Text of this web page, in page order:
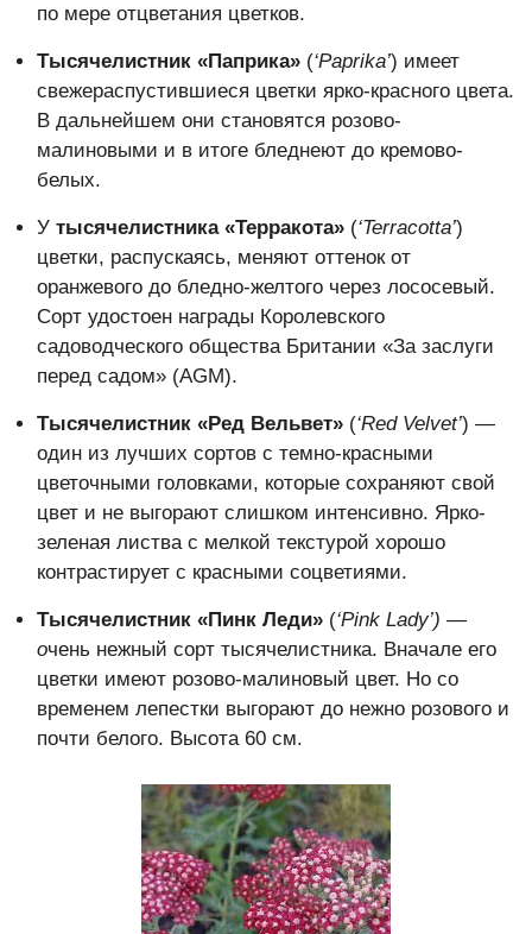
по мере отцветания цветков.
Тысячелистник «Паприка» (‘Paprika’) имеет
свежераспустившиеся цветки ярко-красного цвета.
В дальнейшем они становятся розово-
малиновыми и в итоге бледнеют до кремово-
белых.
У тысячелистника «Терракота» (‘Terracotta’)
цветки, распускаясь, меняют оттенок от
оранжевого до бледно-желтого через лососевый.
Сорт удостоен награды Королевского
садоводческого общества Британии «За заслуги
перед садом» (AGM).
Тысячелистник «Ред Вельвет» (‘Red Velvet’) —
один из лучших сортов с темно-красными
цветочными головками, которые сохраняют свой
цвет и не выгорают слишком интенсивно. Ярко-
зеленая листва с мелкой текстурой хорошо
контрастирует с красными соцветиями.
Тысячелистник «Пинк Леди» (‘Pink Lady’) —
очень нежный сорт тысячелистника. Вначале его
цветки имеют розово-малиновый цвет. Но со
временем лепестки выгорают до нежно розового и
почти белого. Высота 60 см.